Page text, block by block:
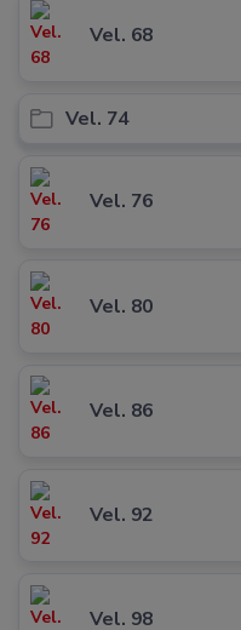
Vel. 68
Vel. 74
Vel. 76
Vel. 80
Vel. 86
Vel. 92
Vel. 98